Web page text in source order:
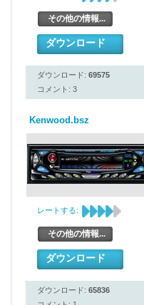
その他の情報...
ダウンロード
ダウンロード: 69575
コメント: 3
Kenwood.bsz
レートする:
その他の情報...
ダウンロード
ダウンロード: 65836